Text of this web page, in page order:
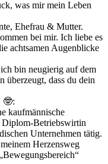
was mir mein Leben
Ehefrau & Mutter.
bei mir. Ich liebe es
achtsamen Augenblicke
bin neugierig auf dem
überzeugt, dass du dein
🤓:
kaufmännische
Diplom-Betriebswirtin
Unternehmen tätig.
Herzensweg